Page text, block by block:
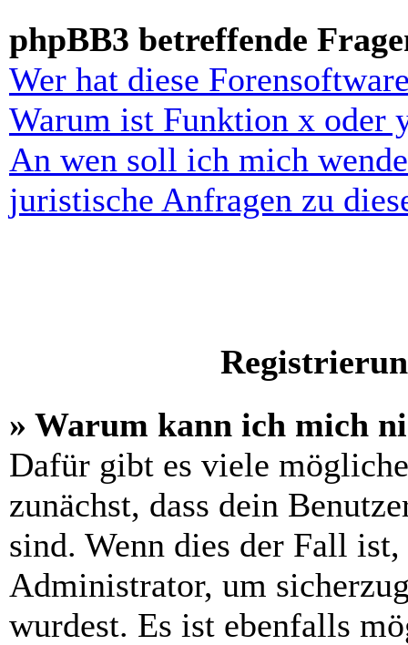
phpBB3 betreffende
Wer hat diese
Warum ist Funktion x oder
An wen soll ich mich
juristische Anfragen zu
» Warum kann ich mich
Dafür gibt es viele
zunächst, dass dein
sind. Wenn dies der Fall
Administrator, um
wurdest. Es ist ebenfalls